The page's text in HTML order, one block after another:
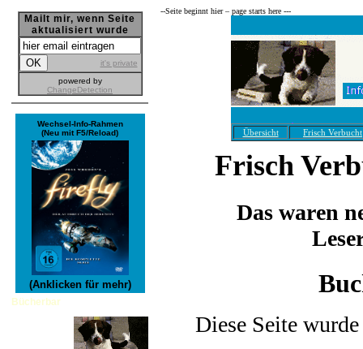
Mailt mir, wenn Seite
aktualisiert wurde
it's private
powered by
ChangeDetection
Wechsel-Info-Rahmen
(Neu mit F5/Reload)
(Anklicken für mehr)
Bücherbar
--­Seite beginnt hier – page starts here ---
Übersicht Frisch Verbucht
Frisch
Das waren
Diese Seite